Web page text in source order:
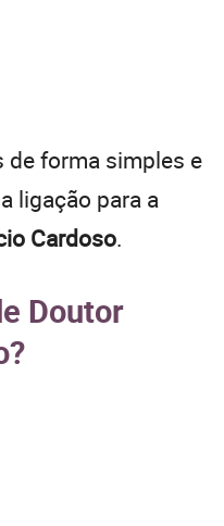
forma simples e
ligação para a
Cardoso.
Doutor